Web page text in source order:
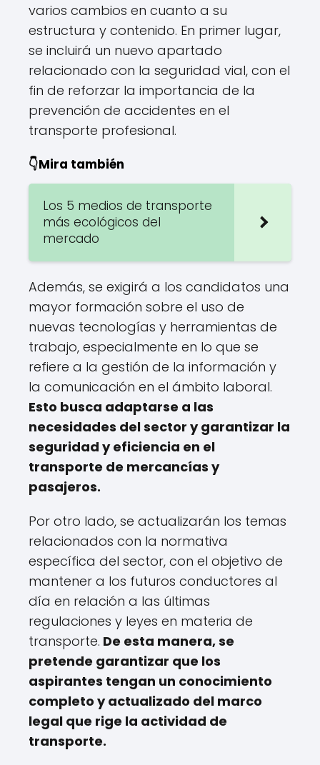
varios cambios en cuanto a su
estructura y contenido. En primer lugar,
se incluirá un nuevo apartado
relacionado con la seguridad vial, con el
fin de reforzar la importancia de la
prevención de accidentes en el
transporte profesional.
👇Mira también
Los 5 medios de transporte
más ecológicos del
mercado
Además, se exigirá a los candidatos una
mayor formación sobre el uso de
nuevas tecnologías y herramientas de
trabajo, especialmente en lo que se
refiere a la gestión de la información y
la comunicación en el ámbito laboral.
Esto busca adaptarse a las
necesidades del sector y garantizar la
seguridad y eficiencia en el
transporte de mercancías y
pasajeros.
Por otro lado, se actualizarán los temas
relacionados con la normativa
específica del sector, con el objetivo de
mantener a los futuros conductores al
día en relación a las últimas
regulaciones y leyes en materia de
transporte. De esta manera, se
pretende garantizar que los
aspirantes tengan un conocimiento
completo y actualizado del marco
legal que rige la actividad de
transporte.